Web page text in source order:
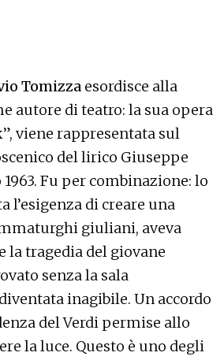
Tomizza esordisce alla
autore di teatro: la sua opera
viene rappresentata sul
del lirico Giuseppe
Fu per combinazione: lo
l’esigenza di creare una
giuliani, aveva
la tragedia del giovane
senza la sala
inagibile. Un accordo
del Verdi permise allo
la luce. Questo è uno degli